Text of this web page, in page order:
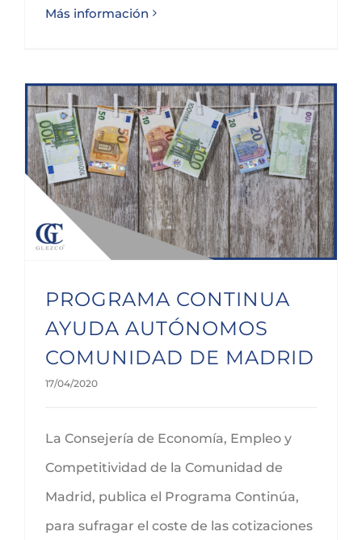
Más información
PROGRAMA CONTINUA
AYUDA AUTÓNOMOS
COMUNIDAD DE MADRID
17/04/2020
La Consejería de Economía, Empleo y
Competitividad de la Comunidad de
Madrid, publica el Programa Continúa,
para sufragar el coste de las cotizaciones